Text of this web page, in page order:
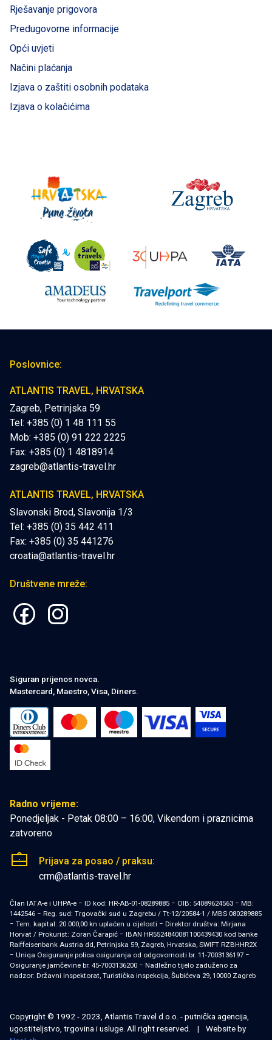
Rješavanje prigovora
Predugovorne informacije
Opći uvjeti
Načini plaćanja
Izjava o zaštiti osobnih podataka
Izjava o kolačićima
Poslovnice:
ATLANTIS TRAVEL, HRVATSKA
Zagreb, Petrinjska 59
Tel: +385 (0) 1 48 111 55
Mob: +385 (0) 91 222 2225
Fax: +385 (0) 1 4818914
zagreb@atlantis-travel.hr
ATLANTIS TRAVEL, HRVATSKA
Slavonski Brod, Slavonija 1/3
Tel: +385 (0) 35 442 411
Fax: +385 (0) 35 441276
croatia@atlantis-travel.hr
Društvene mreže:
Siguran prijenos novca.
Mastercard, Maestro, Visa, Diners.
Radno vrijeme:
Ponedjeljak - Petak 08:00 – 16:00, Vikendom i praznicima
zatvoreno
Prijava za posao / praksu:
crm@atlantis-travel.hr
Član IATA-e i UHPA-e − ID kod: HR-AB-01-08289885 − OIB: 54089624563 − MB:
1442546 − Reg. sud: Trgovački sud u Zagrebu / Tt-12/20584-1 / MBS 080289885
− Tem. kapital: 20.000,00 kn uplaćen u cijelosti − Direktor društva: Mirjana
Horvat / Prokurist: Zoran Čarapić − IBAN HR5524840081100439430 kod banke
Raiffeisenbank Austria dd, Petrinjska 59, Zagreb, Hrvatska, SWIFT RZBHHR2X
− Uniqa Osiguranje polica osiguranja od odgovornosti br. 11-7003136197 −
Osiguranje jamčevine br. 45-7003136200 − Nadležno tijelo zaduženo za
nadzor: Državni inspektorat, Turistička inspekcija, Šubićeva 29, 10000 Zagreb
Copyright © 1992 - 2023, Atlantis Travel d.o.o. - putnička agencija,
ugostiteljstvo, trgovina i usluge. All right reserved.
|
Website by